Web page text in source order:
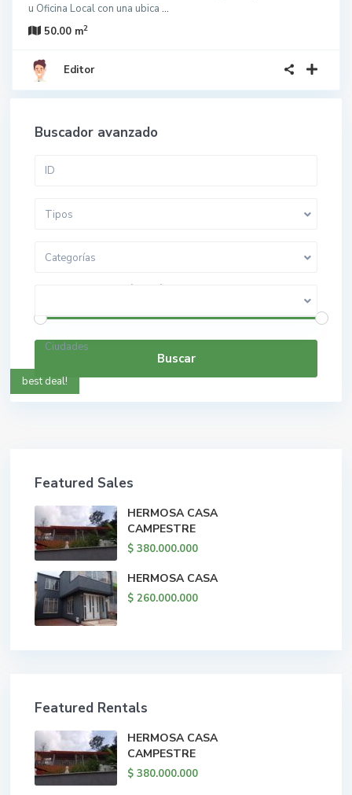
u Oficina Local con una ubica ...
50.00 m2
Editor
Buscador avanzado
Tipos
Categorías
Rango de precios: $ 0 a $ 5.000.000.000
Ciudades
Buscar
best deal!
Featured Sales
HERMOSA CASA
CAMPESTRE
$ 380.000.000
HERMOSA CASA
$ 260.000.000
Featured Rentals
HERMOSA CASA
CAMPESTRE
$ 380.000.000